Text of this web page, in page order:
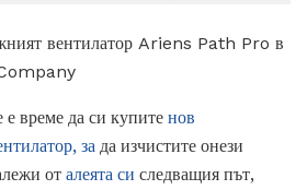
вентилатор Ariens Path Pro в
време да си купите нов
за да изчистите онези
от алеята си следващия път,